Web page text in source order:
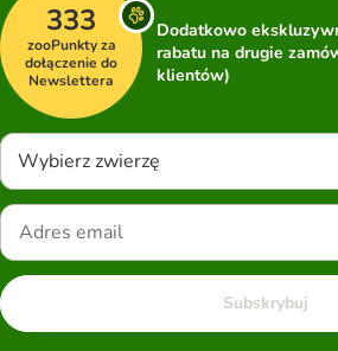
333
zooPunkty za
dołączenie do
Newslettera
Dodatkowo
rabatu na drugie
klientów)
Wybierz zwierzę
Subskrybuj